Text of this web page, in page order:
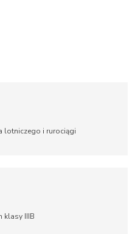
lotniczego i rurociągi
klasy IIIB